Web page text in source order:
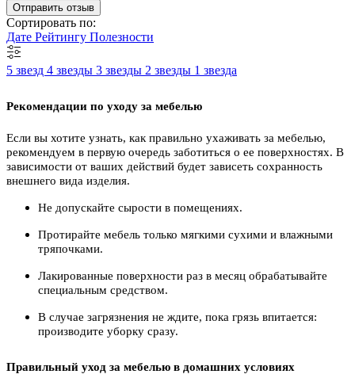
Отправить отзыв
Сортировать по:
Дате Рейтингу Полезности
5 звезд 4 звезды 3 звезды 2 звезды 1 звезда
Рекомендации по уходу за мебелью
Если вы хотите узнать, как правильно ухаживать за мебелью,
рекомендуем в первую очередь заботиться о ее поверхностях. В
зависимости от ваших действий будет зависеть сохранность
внешнего вида изделия.
Не допускайте сырости в помещениях.
Протирайте мебель только мягкими сухими и влажными
тряпочками.
Лакированные поверхности раз в месяц обрабатывайте
специальным средством.
В случае загрязнения не ждите, пока грязь впитается:
производите уборку сразу.
Правильный уход за мебелью в домашних условиях